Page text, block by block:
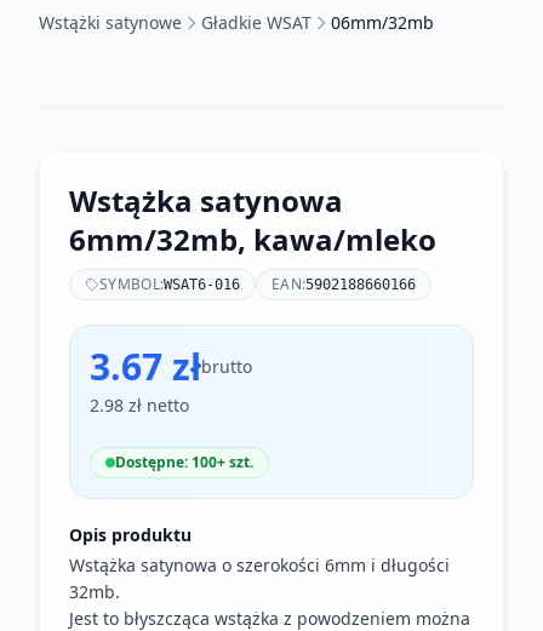
Wstążki satynowe Gładkie WSAT 06mm/32mb
Wstążka satynowa
6mm/32mb, kawa/mleko
SYMBOL:WSAT6-016 EAN:5902188660166
3.67 złbrutto
2.98 zł netto
Dostępne: 100+ szt.
Opis produktu
Wstążka satynowa o szerokości 6mm i długości
32mb.
Jest to błyszcząca wstążka z powodzeniem można